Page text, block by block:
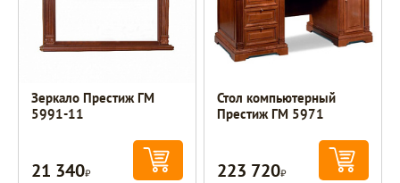
Зеркало Престиж ГМ
5991-11
21 340Р
Стол компьютерный
Престиж ГМ 5971
223 720Р